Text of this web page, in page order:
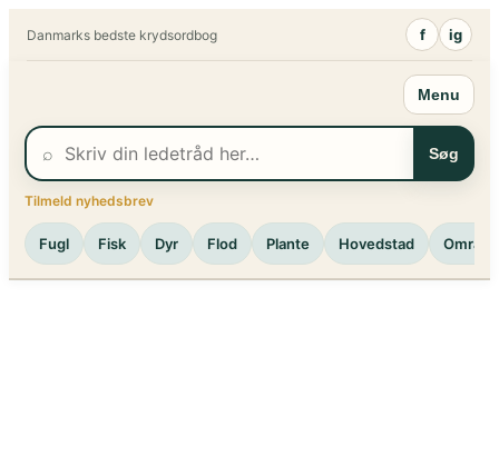
Danmarks bedste krydsordbog f ig
Menu
⌕ Søg
Tilmeld nyhedsbrev
Fugl Fisk Dyr Flod Plante Hovedstad Område